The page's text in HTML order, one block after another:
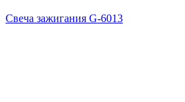
Свеча зажигания G-6013